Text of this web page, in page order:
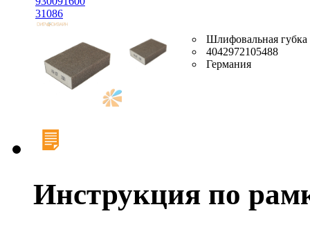
31086
Шлифовальная губка
4042972105488
Германия
Инструкция по